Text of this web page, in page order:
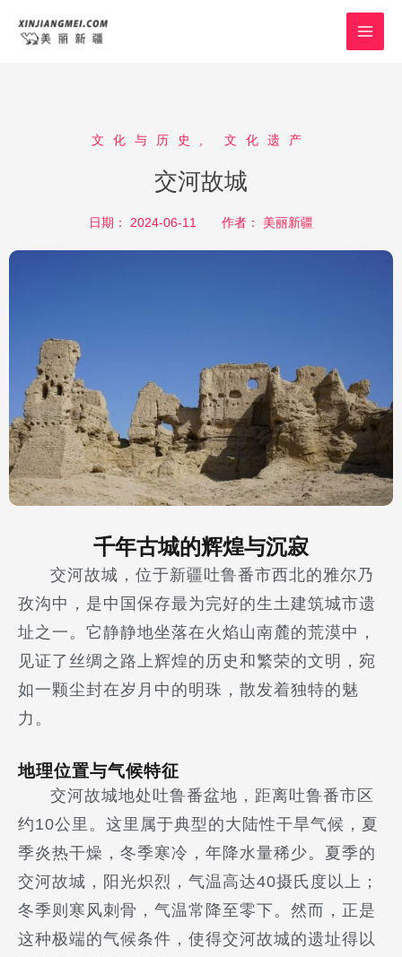
文化与历史 文化遗产
交河故城
日期： 2024-06-11 作者： 美丽新疆
千年古城的辉煌与沉寂
交河故城，位于新疆吐鲁番市西北的雅尔乃
孜沟中，是中国保存最为完好的生土建筑城市遗
址之一。它静静地坐落在火焰山南麓的荒漠中，
见证了丝绸之路上辉煌的历史和繁荣的文明，宛
如一颗尘封在岁月中的明珠，散发着独特的魅
力。
地理位置与气候特征
交河故城地处吐鲁番盆地，距离吐鲁番市区
约10公里。这里属于典型的大陆性干旱气候，夏
季炎热干燥，冬季寒冷，年降水量稀少。夏季的
交河故城，阳光炽烈，气温高达40摄氏度以上；
冬季则寒风刺骨，气温常降至零下。然而，正是
这种极端的气候条件，使得交河故城的遗址得以